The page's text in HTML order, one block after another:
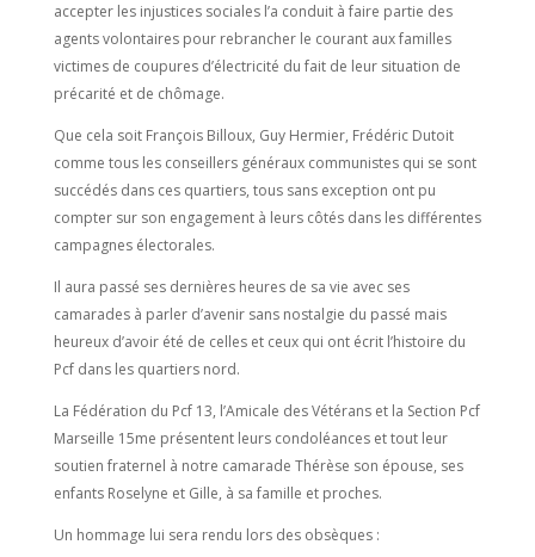
accepter les injustices sociales l’a conduit à faire partie des
agents volontaires pour rebrancher le courant aux familles
victimes de coupures d’électricité du fait de leur situation de
précarité et de chômage.
Que cela soit François Billoux, Guy Hermier, Frédéric Dutoit
comme tous les conseillers généraux communistes qui se sont
succédés dans ces quartiers, tous sans exception ont pu
compter sur son engagement à leurs côtés dans les différentes
campagnes électorales.
Il aura passé ses dernières heures de sa vie avec ses
camarades à parler d’avenir sans nostalgie du passé mais
heureux d’avoir été de celles et ceux qui ont écrit l’histoire du
Pcf dans les quartiers nord.
La Fédération du Pcf 13, l’Amicale des Vétérans et la Section Pcf
Marseille 15me présentent leurs condoléances et tout leur
soutien fraternel à notre camarade Thérèse son épouse, ses
enfants Roselyne et Gille, à sa famille et proches.
Un hommage lui sera rendu lors des obsèques :